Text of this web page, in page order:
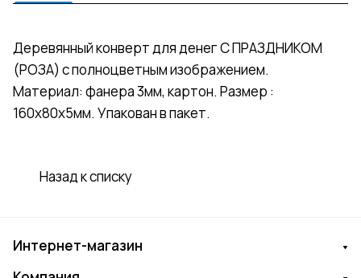
Деревянный конверт для денег С ПРАЗДНИКОМ
(РОЗА) с полноцветным изображением.
Материал: фанера 3мм, картон. Размер :
160х80х5мм. Упакован в пакет.
Назад к списку
Интернет-магазин